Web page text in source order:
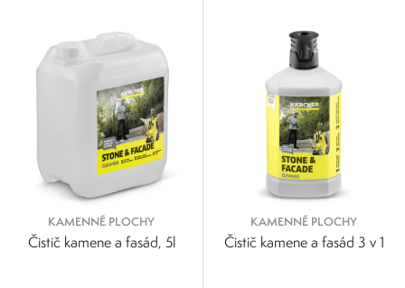
KAMENNÉ PLOCHY
Čistič kamene a fasád, 5l
KAMENNÉ PLOCHY
Čistič kamene a fasád 3 v 1